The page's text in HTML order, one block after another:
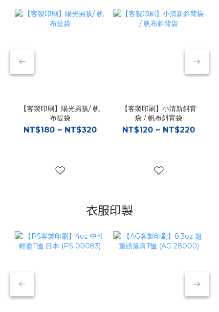
【客製印刷】陽光男孩/ 帆
布提袋
NT$180 ~ NT$320
【客製印刷】小清新斜背
袋 / 帆布斜背袋
NT$120 ~ NT$220
衣服印製